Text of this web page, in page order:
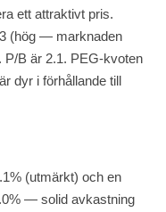
ett attraktivt pris.
(hög — marknaden
P/B är 2.1. PEG-kvoten
dyr i förhållande till
(utmärkt) och en
— solid avkastning